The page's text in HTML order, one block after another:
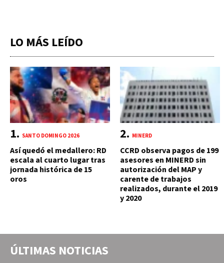
LO MÁS LEÍDO
SANTO DOMINGO 2026
Así quedó el medallero: RD
escala al cuarto lugar tras
jornada histórica de 15
oros
MINERD
CCRD observa pagos de 199
asesores en MINERD sin
autorización del MAP y
carente de trabajos
realizados, durante el 2019
y 2020
ÚLTIMAS NOTICIAS